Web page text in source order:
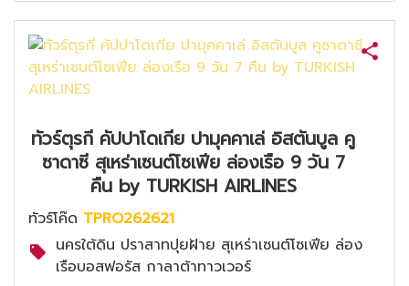
ทัวร์ตุรกี คัปปาโดเกีย ปามุคคาเล่ อิสตันบูล คู
ซาดาซี สุเหร่าเซนต์โซเฟีย ล่องเรือ 9 วัน 7
คืน by TURKISH AIRLINES
ทัวร์โค๊ด TPRO262621
นครใต้ดิน ปราสาทปุยฝ้าย สุเหร่าเซนต์โซเฟีย ล่อง
เรือบอสฟอรัส กาลาต้าทาวเวอร์